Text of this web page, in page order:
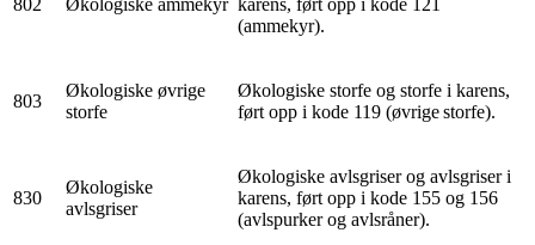
(ammekyr).
803
Økologiske øvrige
storfe
Økologiske storfe og storfe i karens,
ført opp i kode 119 (øvrige storfe).
830
Økologiske
avlsgriser
Økologiske avlsgriser og avlsgriser i
karens, ført opp i kode 155 og 156
(avlspurker og avlsråner).